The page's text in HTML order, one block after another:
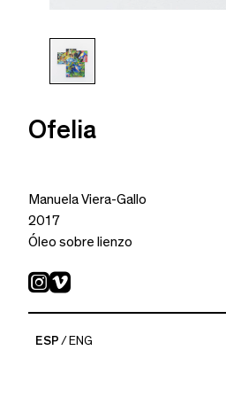
Ofelia
Manuela Viera-Gallo
2017
Óleo sobre lienzo
ESP ENG